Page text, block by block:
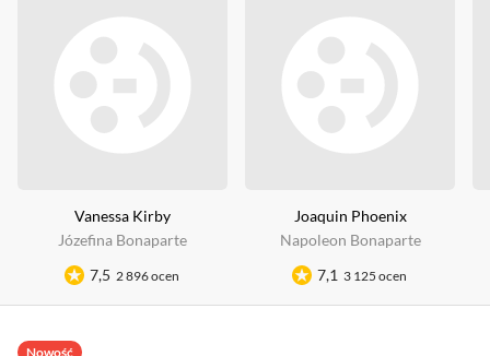
Vanessa Kirby
Józefina Bonaparte
7,5 2 896 ocen
Joaquin Phoenix
Napoleon Bonaparte
7,1 3 125 ocen
Nowość